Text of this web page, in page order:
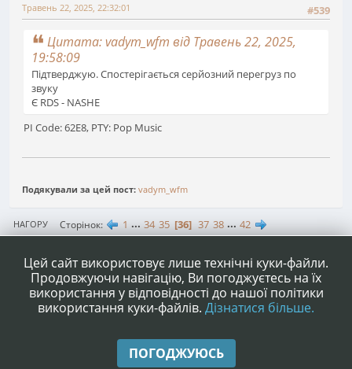
#539
Травень 22, 2025, 22:32:01
Цитата: vadym_wfm від Травень 22, 2025,
19:58:09
Підтверджую. Спостерігається серйозний перегруз по
звуку
Є RDS - NASHE
PI Code: 62E8, PTY: Pop Music
Подякували за цей пост: vadym_wfm
НАГОРУ Сторінок 1 ... 34 35 36 37 38 ... 42
Допомога|Умови та правила|Нагору ▲
SMF 2.1.4 © 2023,Simple Machines
Цей сайт використовує лише технічні куки-файли.
Продовжуючи навігацію, Ви погоджуєтесь на їх
використання у відповідності до нашої політики
використання куки-файлів. Дізнатися більше.
ПОГОДЖУЮСЬ